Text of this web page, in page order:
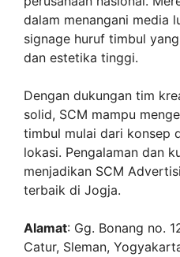
dalam menangani media
signage huruf timbul
dan estetika tinggi.
Dengan dukungan tim
solid, SCM mampu
timbul mulai dari konsep
lokasi. Pengalaman dan
menjadikan SCM
terbaik di Jogja.
Alamat: Gg. Bonang no.
Catur, Sleman,